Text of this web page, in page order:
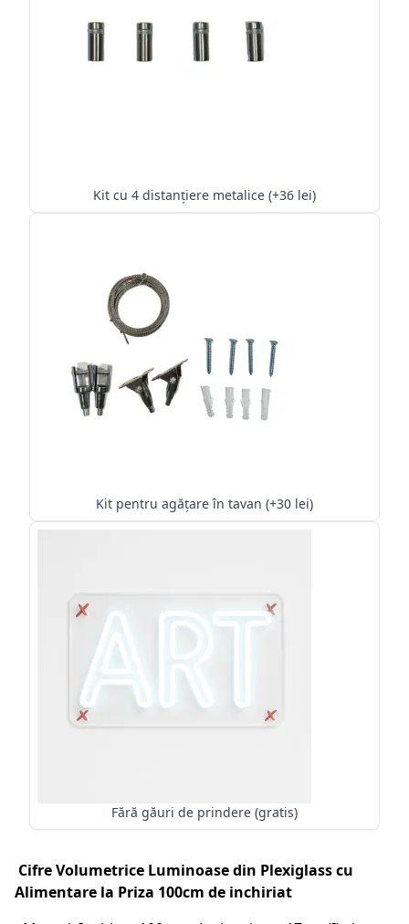
Kit cu 4 distanțiere metalice (+36 lei)
Kit pentru agățare în tavan (+30 lei)
Fără găuri de prindere (gratis)
Cifre Volumetrice Luminoase din Plexiglass cu
Alimentare la Priza 100cm de inchiriat